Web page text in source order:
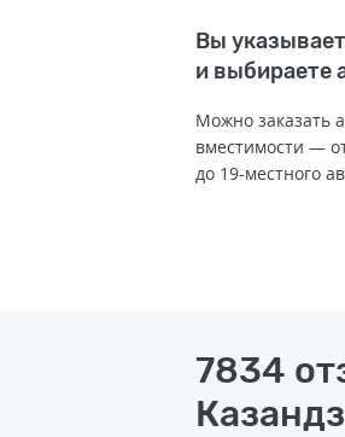
Вы
и выбираете
Можно заказать
вместимости —
до 19-местного
7834